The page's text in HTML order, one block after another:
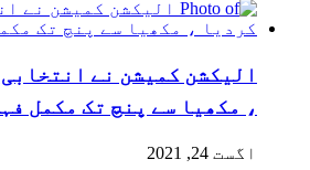
الیکشن کمیشن نے
، مکھیا سے پنچ تک مکمل
اگست 24, 2021